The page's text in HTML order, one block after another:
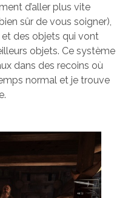
d’aller plus vite
sûr de vous soigner),
des objets qui vont
objets. Ce système
dans des recoins où
normal et je trouve